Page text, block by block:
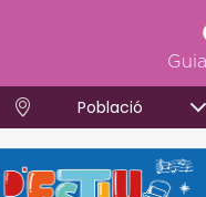
Població